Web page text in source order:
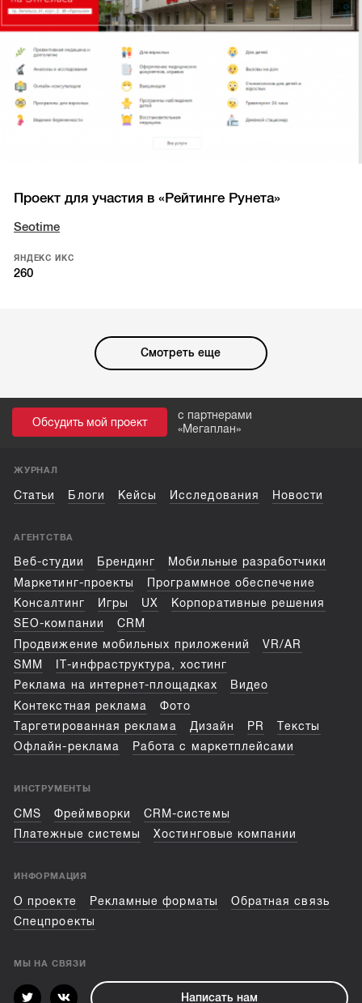
Проект для участия в «Рейтинге Рунета»
Seotime
ЯНДЕКС ИКС
260
Смотреть еще
Обсудить мой проект
с партнерами
«Мегаплан»
ЖУРНАЛ
Статьи Блоги Кейсы Исследования Новости
АГЕНТСТВА
Веб-студии Брендинг
Мобильные разработчики
Маркетинг-проекты
Программное обеспечение
Консалтинг
Игры UX
Корпоративные решения
SEO-компании
CRM
Продвижение мобильных приложений
VR/AR
SMM
IT-инфраструктура, хостинг
Реклама на интернет-площадках
Видео
Контекстная реклама
Фото
Таргетированная реклама
Дизайн PR
Тексты
Офлайн-реклама
Работа с маркетплейсами
ИНСТРУМЕНТЫ
CMS Фреймворки
CRM-системы
Платежные системы
Хостинговые компании
ИНФОРМАЦИЯ
О проекте Рекламные форматы
Обратная связь
Спецпроекты
МЫ НА СВЯЗИ
Написать нам